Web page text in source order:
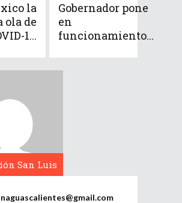
la
ola de
1...
Gobernador pone
en
funcionamiento...
San Luis